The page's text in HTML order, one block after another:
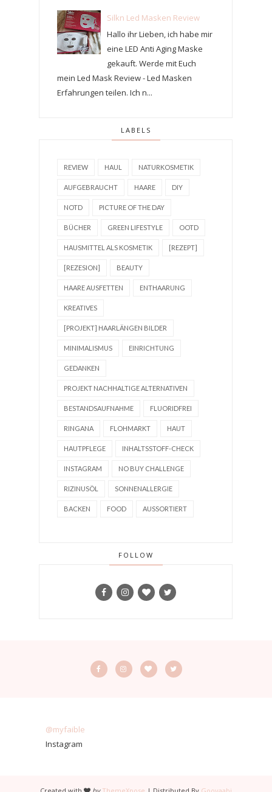
Silkn Led Masken Review
Hallo ihr Lieben, ich habe mir
eine LED Anti Aging Maske
gekauft. Werde mit Euch
mein Led Mask Review - Led Masken
Erfahrungen teilen. Ich n...
LABELS
REVIEW HAUL NATURKOSMETIK
AUFGEBRAUCHT HAARE DIY
NOTD PICTURE OF THE DAY
BÜCHER GREEN LIFESTYLE OOTD
HAUSMITTEL ALS KOSMETIK [REZEPT]
[REZESION] BEAUTY
HAARE AUSFETTEN ENTHAARUNG
KREATIVES
[PROJEKT] HAARLÄNGEN BILDER
MINIMALISMUS EINRICHTUNG
GEDANKEN
PROJEKT NACHHALTIGE ALTERNATIVEN
BESTANDSAUFNAHME FLUORIDFREI
RINGANA FLOHMARKT HAUT
HAUTPFLEGE INHALTSSTOFF-CHECK
INSTAGRAM NO BUY CHALLENGE
RIZINUSÖL SONNENALLERGIE
BACKEN FOOD AUSSORTIERT
FOLLOW
@myfaible
Instagram